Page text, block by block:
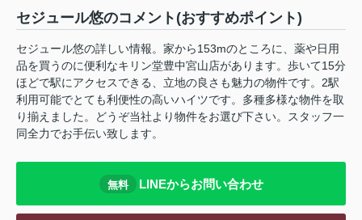
セジュール悠のコメント(おすすめポイント)
セジュール悠の詳しい情報。家から153mのところに、薬や日用
品を買うのに便利なキリン堂豊中宮山店があります。歩いて15分
ほどで駅にアクセスできる、立地の良さも魅力の物件です。2駅
利用可能でとても利便性の高いハイツです。多種多様な物件を取
り揃えました。どうぞ当社より物件をお選び下さい。スタッフ一
同全力でお手伝い致します。
無料 LINEからお問い合わせ